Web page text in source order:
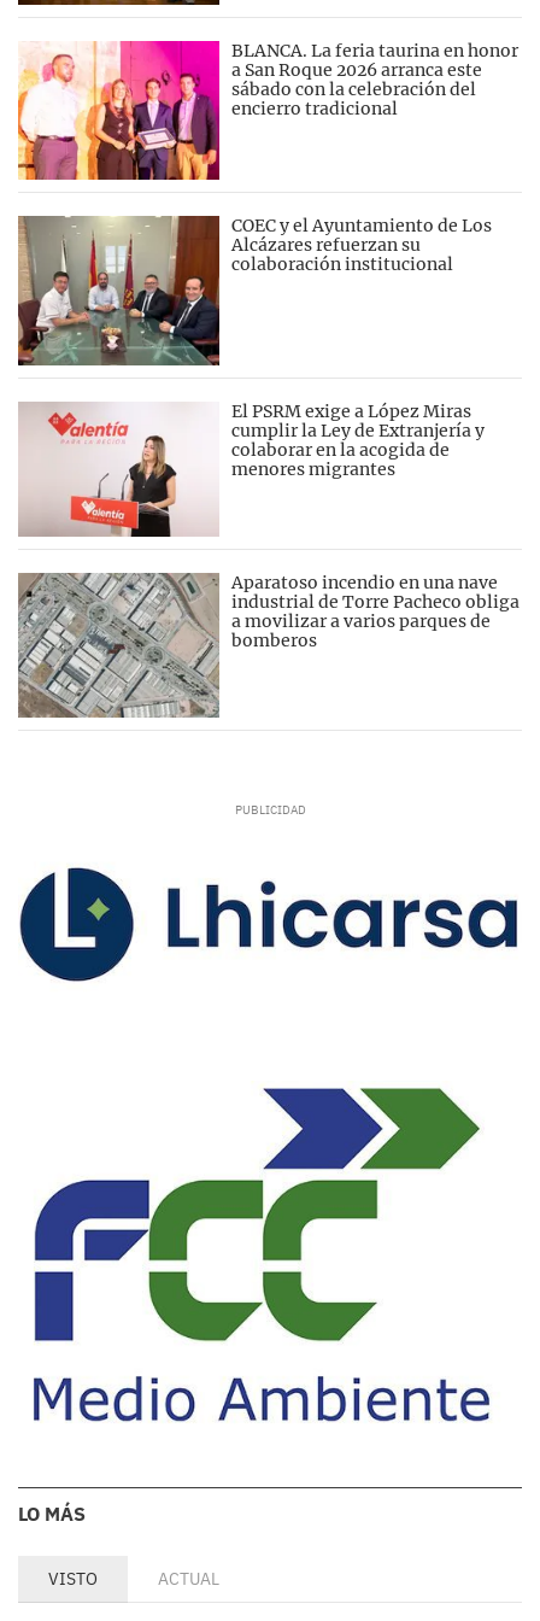
BLANCA. La feria taurina en honor
a San Roque 2026 arranca este
sábado con la celebración del
encierro tradicional
COEC y el Ayuntamiento de Los
Alcázares refuerzan su
colaboración institucional
El PSRM exige a López Miras
cumplir la Ley de Extranjería y
colaborar en la acogida de
menores migrantes
Aparatoso incendio en una nave
industrial de Torre Pacheco obliga
a movilizar a varios parques de
bomberos
LO MÁS
VISTO ACTUAL